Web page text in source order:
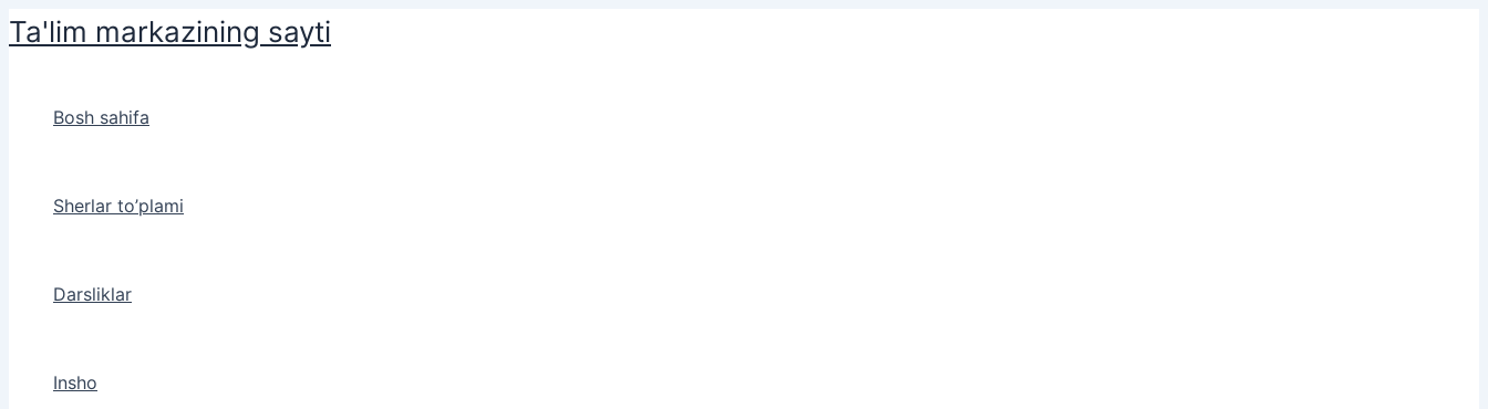
Skip
to
Ta'lim markazining sayti
Bosh sahifa
Sherlar to’plami
Darsliklar
Insho